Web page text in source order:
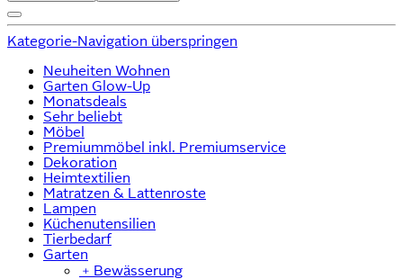
Kategorie-Navigation überspringen
Neuheiten Wohnen
Garten Glow-Up
Monatsdeals
Sehr beliebt
Möbel
Premiummöbel inkl. Premiumservice
Dekoration
Heimtextilien
Matratzen & Lattenroste
Lampen
Küchenutensilien
Tierbedarf
Garten
﹢ Bewässerung